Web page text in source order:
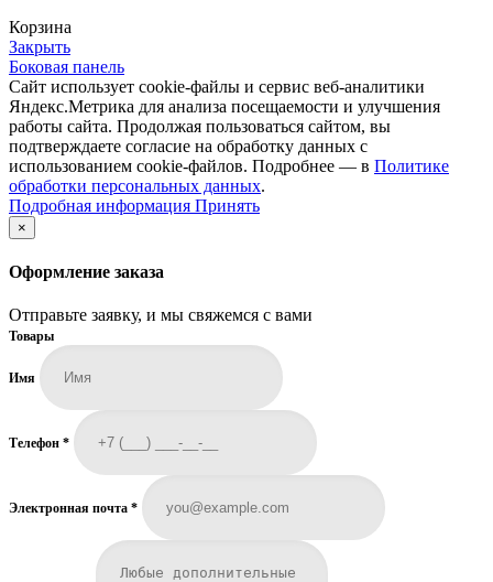
Корзина
Закрыть
Боковая панель
Сайт использует cookie-файлы и сервис веб-аналитики
Яндекс.Метрика для анализа посещаемости и улучшения
работы сайта. Продолжая пользоваться сайтом, вы
подтверждаете согласие на обработку данных с
использованием cookie-файлов. Подробнее — в Политике
обработки персональных данных.
Подробная информация Подробная
Принять
×
Оформление заказа
Отправьте заявку, и мы свяжемся с вами
Товары
Имя
Телефон *
Электронная почта *